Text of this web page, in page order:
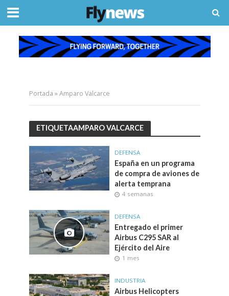
Portada »Amparo Valcarce
ETIQUETAAMPARO VALCARCE
DEFENSA
España en un programa
de compra de aviones de
alerta temprana
4 semanas
DEFENSA
Entregado el primer
Airbus C295 SAR al
Ejército del Aire
1 mes
INDUSTRIA
Airbus Helicopters